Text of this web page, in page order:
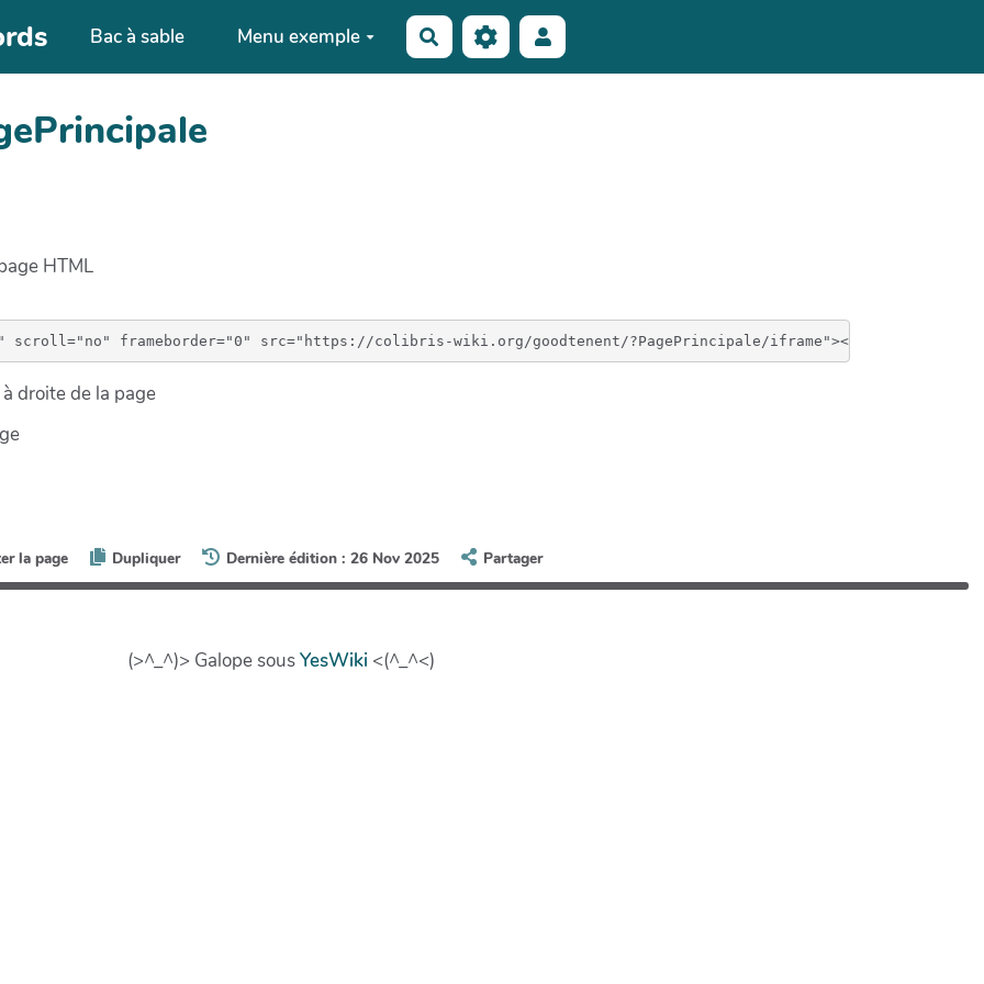
Bac à sable Menu exemple Rechercher
HTML
droite de la page
la page Dupliquer Dernière édition : 26 Nov 2025 Partager
(>^_^)> Galope sousYesWiki <(^_^<)